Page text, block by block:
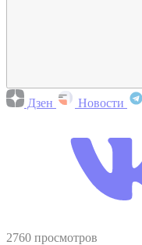
Дзен Новости
2760 просмотров